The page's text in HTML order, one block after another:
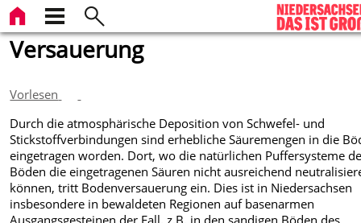
Versauerung
Vorlesen
Durch die atmosphärische Deposition von Schwefel- und
Stickstoffverbindungen sind erhebliche Säuremengen in die
eingetragen worden. Dort, wo die natürlichen Puffersysteme
Böden die eingetragenen Säuren nicht ausreichend
können, tritt Bodenversauerung ein. Dies ist in Niedersachsen
insbesondere in bewaldeten Regionen auf basenarmen